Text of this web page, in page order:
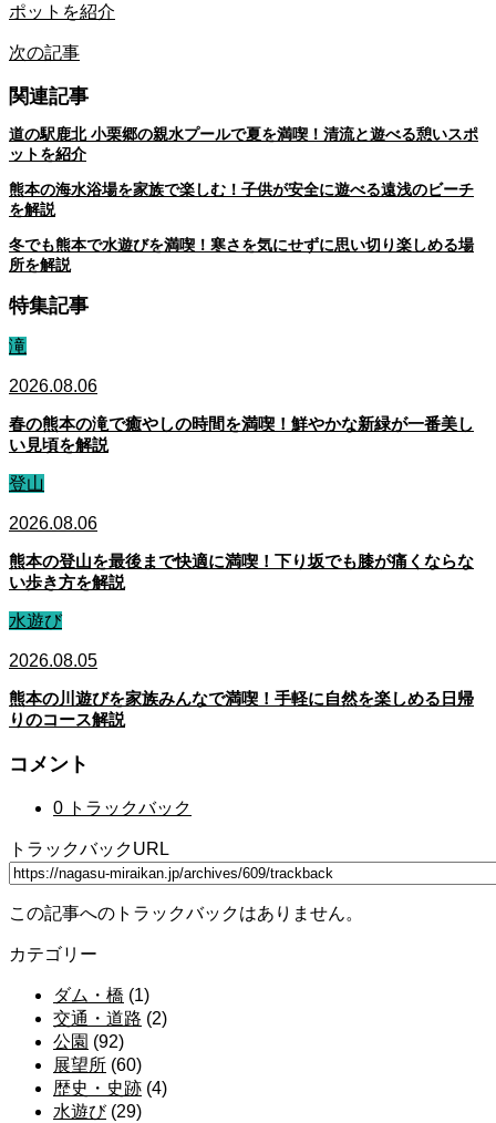
ポットを紹介
次の記事
関連記事
道の駅鹿北 小栗郷の親水プールで夏を満喫！清流と遊べる憩いスポ
ットを紹介
熊本の海水浴場を家族で楽しむ！子供が安全に遊べる遠浅のビーチ
を解説
冬でも熊本で水遊びを満喫！寒さを気にせずに思い切り楽しめる場
所を解説
特集記事
滝
2026.08.06
春の熊本の滝で癒やしの時間を満喫！鮮やかな新緑が一番美し
い見頃を解説
登山
2026.08.06
熊本の登山を最後まで快適に満喫！下り坂でも膝が痛くならな
い歩き方を解説
水遊び
2026.08.05
熊本の川遊びを家族みんなで満喫！手軽に自然を楽しめる日帰
りのコース解説
コメント
0 トラックバック
トラックバックURL
この記事へのトラックバックはありません。
カテゴリー
ダム・橋 (1)
交通・道路 (2)
公園 (92)
展望所 (60)
歴史・史跡 (4)
水遊び(29)